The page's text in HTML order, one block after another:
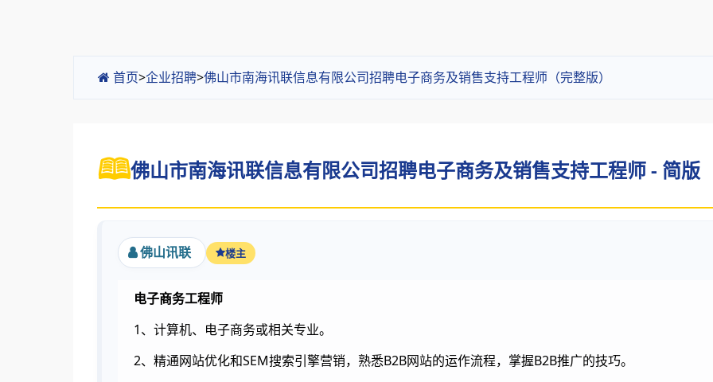
首页>企业招聘>佛山市南海讯联信息有限公司招聘电子商务及销售支持工程师（完整版）
佛山市南海讯联信息有限公司招聘电子商务及销售支持工程师 - 简版
佛山讯联 楼主
电子商务工程师
1、计算机、电子商务或相关专业。
2、精通网站优化和SEM搜索引擎营销，熟悉B2B网站的运作流程，掌握B2B推广的技巧。